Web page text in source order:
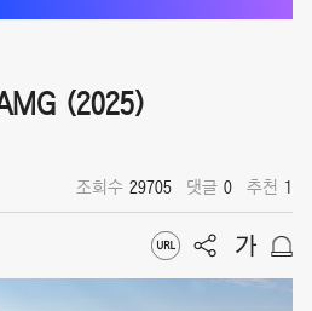
(2025)
조회수 29705 댓글 0 추천 1